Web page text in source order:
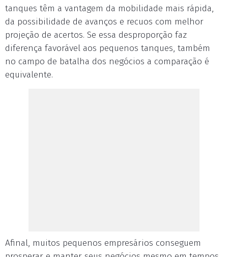
tanques têm a vantagem da mobilidade mais rápida,
da possibilidade de avanços e recuos com melhor
projeção de acertos. Se essa desproporção faz
diferença favorável aos pequenos tanques, também
no campo de batalha dos negócios a comparação é
equivalente.
Afinal, muitos pequenos empresários conseguem